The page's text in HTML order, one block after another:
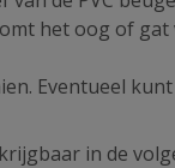
het oog of gat
Eventueel
in de